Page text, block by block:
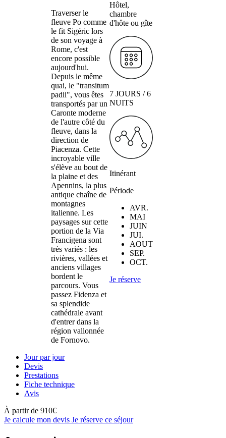
Traverser le
fleuve Po comme
le fit Sigéric lors
de son voyage à
Rome, c'est
encore possible
aujourd'hui.
Depuis le même
quai, le "transitum
padii", vous êtes
transportés par un
Caronte moderne
de l'autre côté du
fleuve, dans la
direction de
Piacenza. Cette
incroyable ville
s'élève au bout de
la plaine et des
Apennins, la plus
antique chaîne de
montagnes
italienne. Les
paysages sur cette
portion de la Via
Francigena sont
très variés : les
rivières, vallées et
anciens villages
bordent le
parcours. Vous
passez Fidenza et
sa splendide
cathédrale avant
d'entrer dans la
région vallonnée
de Fornovo.
Hôtel,
chambre
d'hôte ou gîte
7 JOURS / 6
NUITS
Itinérant
Période
AVR.
MAI
JUIN
JUI.
AOUT
SEP.
OCT.
Je réserve
Jour par jour
Devis
Prestations
Fiche technique
Avis
À partir de 910€
Je calcule mon devis Je réserve ce séjour